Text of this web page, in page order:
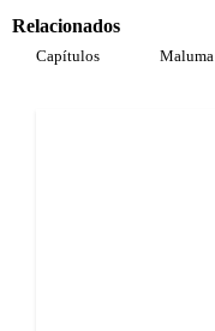
Relacionados
Capítulos Maluma